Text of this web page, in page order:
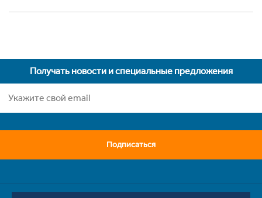
Получать новости и специальные предложения
Подписаться